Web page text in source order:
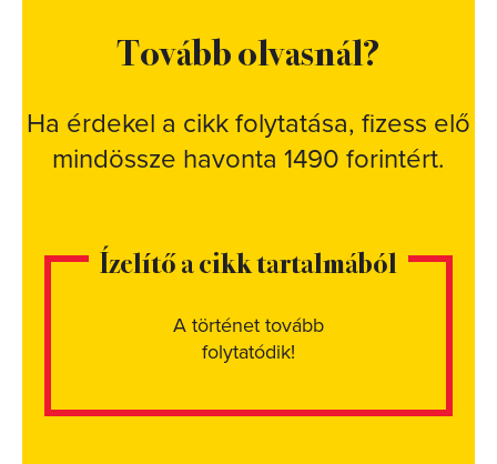
Tovább olvasnál?
Ha érdekel a cikk folytatása, fizess elő
mindössze havonta 1490 forintért.
Ízelítő a cikk tartalmából
A történet tovább
folytatódik!